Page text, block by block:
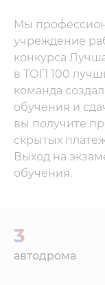
Мы
учреждение
конкурса
в ТОП 100
команда
обучения и
вы получите
скрытых
Выход на
обучения.
3
автодрома